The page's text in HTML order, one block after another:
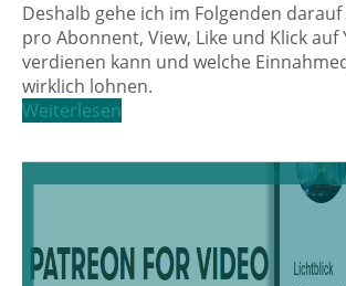
Deshalb gehe ich im Folgenden
pro Abonnent, View, Like und Klick auf
verdienen kann und welche
wirklich lohnen.
Weiterlesen